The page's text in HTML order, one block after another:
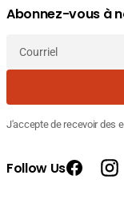
Abonnez-vous à
Courriel
J'accepte de recevoir des
Follow Us Facebook